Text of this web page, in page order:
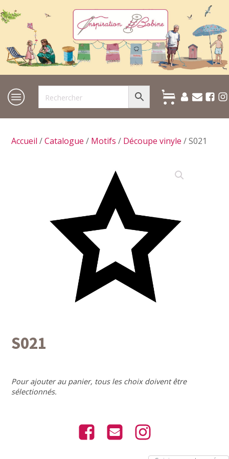
Accueil /Catalogue / Motifs / Découpe vinyle / S021
S021
Pour ajouter au panier, tous les choix doivent être
sélectionnés.